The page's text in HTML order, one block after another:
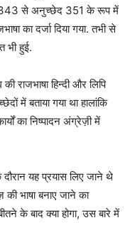
343 से अनुच्छेद 351 के रूप में
का दर्जा दिया गया. तभी से
भी हुई.
हिन्दी और लिपि
में बताया गया था हालांकि
का निष्पादन अंग्रेज़ी में
यह प्रयास लिए जाने थे
भाषा बनाए जाने का
के बाद क्या होगा, उस बारे में